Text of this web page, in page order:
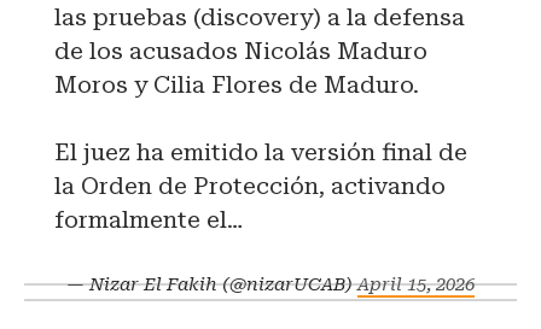
las pruebas (discovery) a la defensa
de los acusados Nicolás Maduro
Moros y Cilia Flores de Maduro.
El juez ha emitido la versión final de
la Orden de Protección, activando
formalmente el…
— Nizar El Fakih (@nizarUCAB)April 15, 2026